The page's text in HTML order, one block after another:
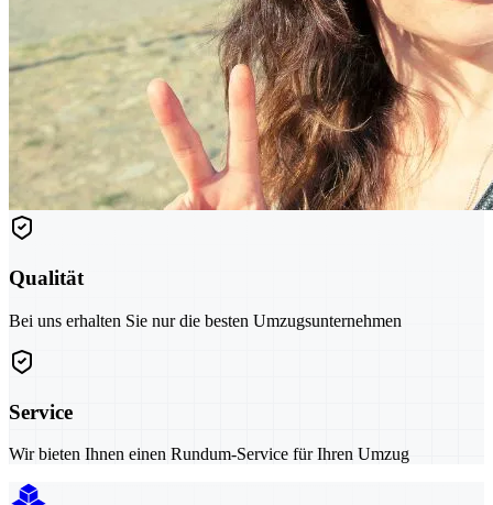
Qualität
Bei uns erhalten Sie nur die besten Umzugsunternehmen
Service
Wir bieten Ihnen einen Rundum-Service für Ihren Umzug